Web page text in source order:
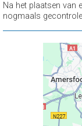
Na het plaatsen van
nogmaals